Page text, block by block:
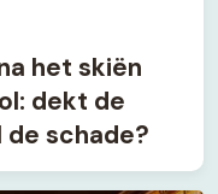
het skiën
dekt de
de schade?